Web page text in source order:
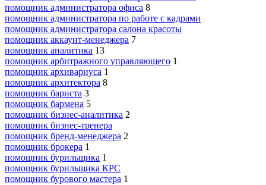
помощник администратора офиса 8
помощник администратора по работе с кадрами
помощник администратора салона красоты
помощник аккаунт-менеджера 7
помощник аналитика 13
помощник арбитражного управляющего 1
помощник архивариуса 1
помощник архитектора 8
помощник бариста 3
помощник бармена 5
помощник бизнес-аналитика 2
помощник бизнес-тренера
помощник бренд-менеджера 2
помощник брокера 1
помощник бурильщика 1
помощник бурильщика КРС
помощник бурового мастера 1